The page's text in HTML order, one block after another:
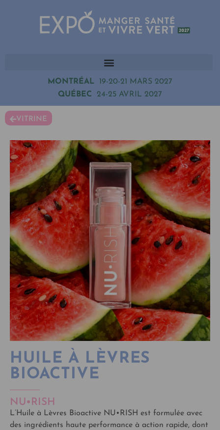
MONTRÉAL 19-20-21 MARS 2027
QUÉBEC 24-25 AVRIL 2027
VITRINE
HUILE À LÈVRES
BIOACTIVE
NU•RISH
L’Huile à Lèvres Bioactive NU•RISH est formulée avec
des ingrédients haute performance à action rapide, dont